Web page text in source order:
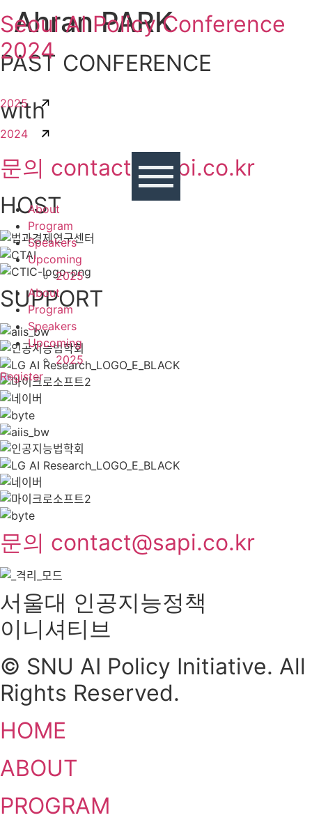
콘텐츠로
건너뛰기
Seoul AI Policy Conference
2024
with
About
Program
Speakers
Upcoming
2025
About
Program
Speakers
Upcoming
2025
Register
Ahran PARK
PAST CONFERENCE
2025
2024
문의 contact@sapi.co.kr
HOST
SUPPORT
문의 contact@sapi.co.kr
서울대 인공지능정책
이니셔티브
© SNU AI Policy Initiative. All
Rights Reserved.
HOME
ABOUT
PROGRAM